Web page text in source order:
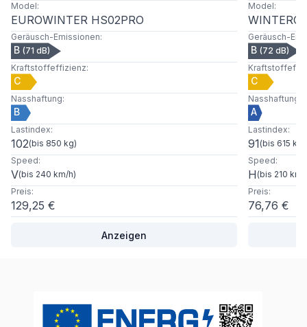
Model:
EUROWINTER HS02PRO
Geräusch-Emissionen:
B (71 dB)
Kraftstoffeffizienz:
C
Nasshaftung:
B
Lastindex:
102(bis 850 kg)
Speed:
V(bis 240 km/h)
Preis:
129,25 €
Anzeigen
Model:
Geräusch-
B (72 dB)
C
Nasshaftung
A
Lastindex:
91(bis 615 kg
Speed:
H (bis 210 km/
Preis:
76,76 €